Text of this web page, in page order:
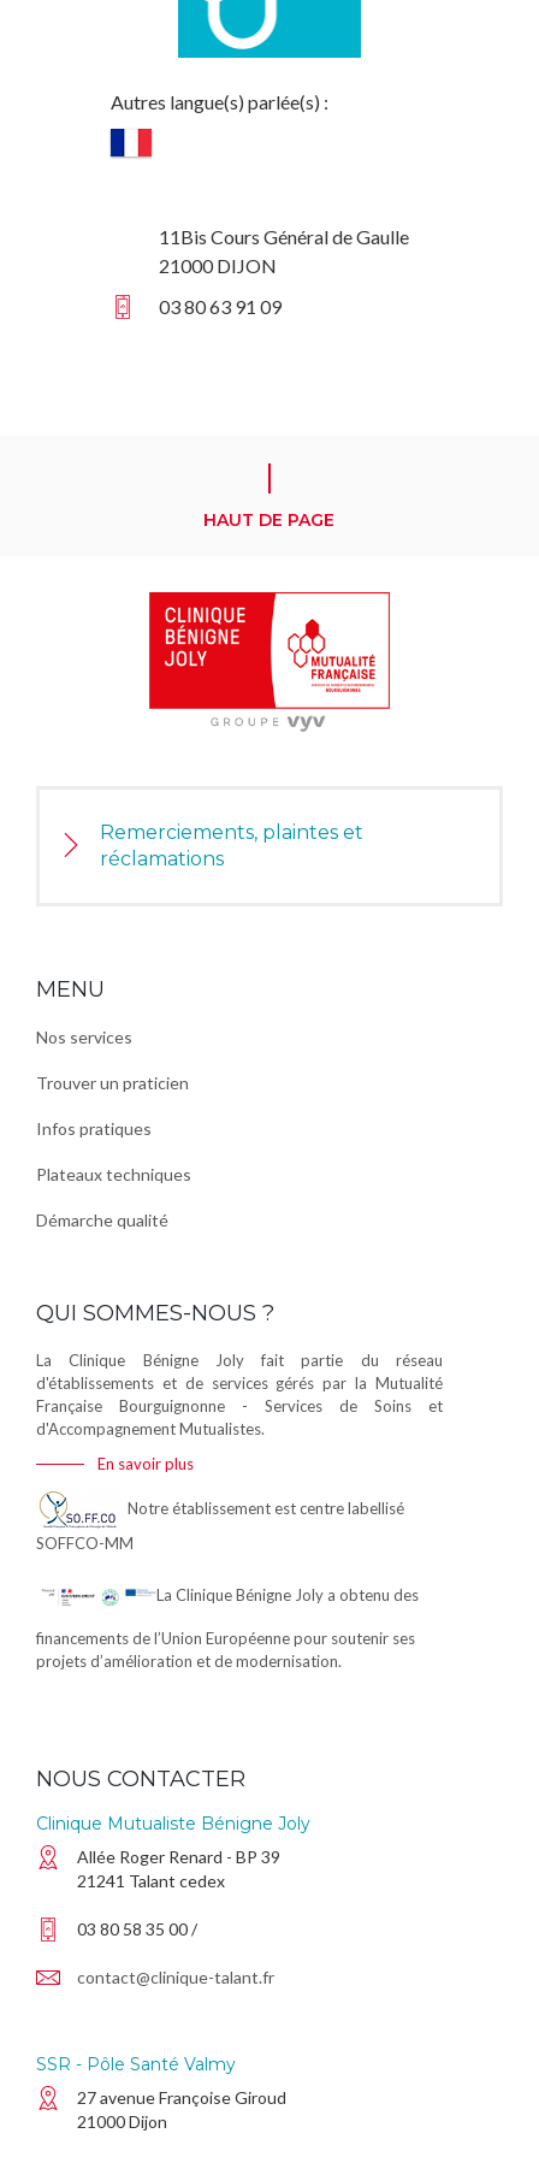
Autres langue(s) parlée(s) :
11Bis Cours Général de Gaulle
21000 DIJON
03 80 63 91 09
HAUT DE PAGE
Remerciements, plaintes et
réclamations
MENU
Nos services
Trouver un praticien
Infos pratiques
Plateaux techniques
Démarche qualité
QUI SOMMES-NOUS ?
La Clinique Bénigne Joly fait partie du réseau
d'établissements et de services gérés par la Mutualité
Française Bourguignonne - Services de Soins et
d'Accompagnement Mutualistes.
En savoir plus
Notre établissement est centre labellisé
SOFFCO-MM
La Clinique Bénigne Joly a obtenu des
financements de l’Union Européenne pour soutenir ses
projets d’amélioration et de modernisation.
NOUS CONTACTER
Clinique Mutualiste Bénigne Joly
Allée Roger Renard - BP 39
21241 Talant cedex
03 80 58 35 00 /
contact@clinique-talant.fr
SSR - Pôle Santé Valmy
27 avenue Françoise Giroud
21000 Dijon